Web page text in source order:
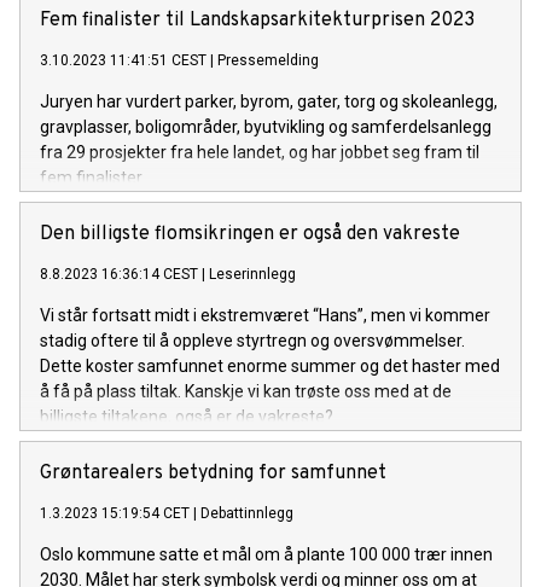
Fem finalister til Landskapsarkitekturprisen 2023
3.10.2023 11:41:51 CEST | Pressemelding
Juryen har vurdert parker, byrom, gater, torg og skoleanlegg,
gravplasser, boligområder, byutvikling og samferdelsanlegg
fra 29 prosjekter fra hele landet, og har jobbet seg fram til
fem finalister.
Den billigste flomsikringen er også den vakreste
8.8.2023 16:36:14 CEST | Leserinnlegg
Vi står fortsatt midt i ekstremværet “Hans”, men vi kommer
stadig oftere til å oppleve styrtregn og oversvømmelser.
Dette koster samfunnet enorme summer og det haster med
å få på plass tiltak. Kanskje vi kan trøste oss med at de
billigste tiltakene, også er de vakreste?
Grøntarealers betydning for samfunnet
1.3.2023 15:19:54 CET | Debattinnlegg
Oslo kommune satte et mål om å plante 100 000 trær innen
2030. Målet har sterk symbolsk verdi og minner oss om at